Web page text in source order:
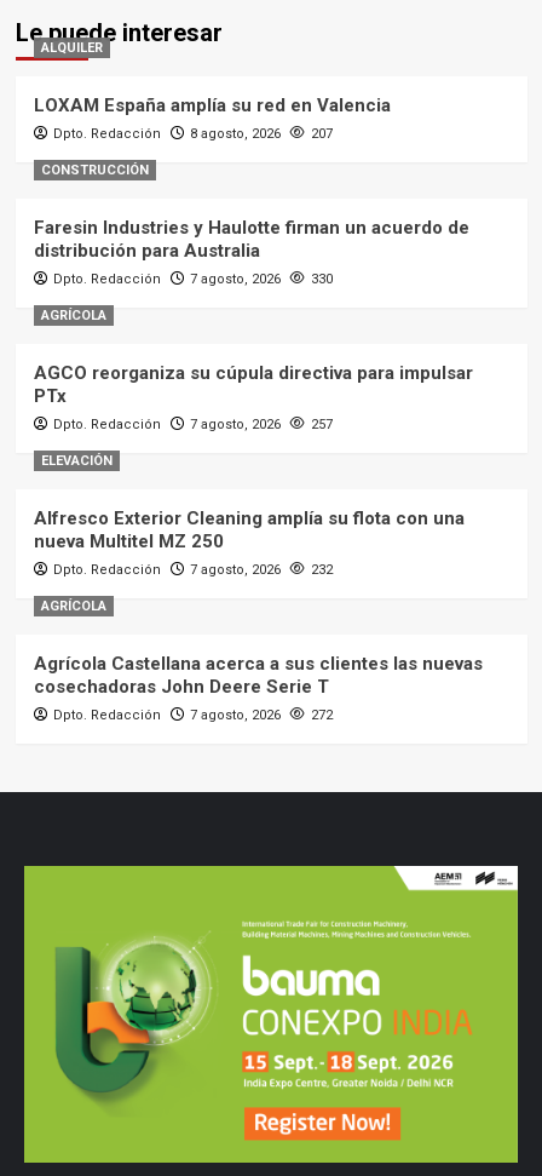
Le puede interesar
ALQUILER
LOXAM España amplía su red en Valencia
Dpto. Redacción 8 agosto, 2026 207
CONSTRUCCIÓN
Faresin Industries y Haulotte firman un acuerdo de
distribución para Australia
Dpto. Redacción 7 agosto, 2026 330
AGRÍCOLA
AGCO reorganiza su cúpula directiva para impulsar
PTx
Dpto. Redacción 7 agosto, 2026 257
ELEVACIÓN
Alfresco Exterior Cleaning amplía su flota con una
nueva Multitel MZ 250
Dpto. Redacción 7 agosto, 2026 232
AGRÍCOLA
Agrícola Castellana acerca a sus clientes las nuevas
cosechadoras John Deere Serie T
Dpto. Redacción 7 agosto, 2026 272